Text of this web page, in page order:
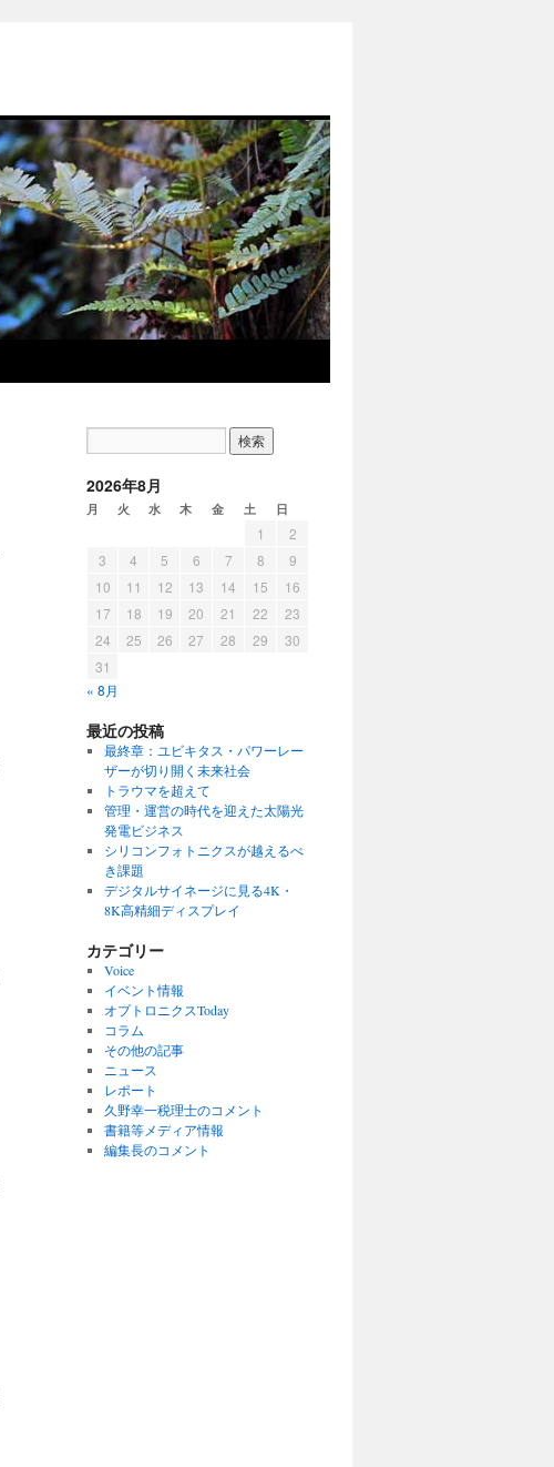
2026年8月
月 火 水 木 金 土 日
1
2
3
4 5 6 7 8
9
10
11 12 13 14 15
16
17
18 19 20 21 22
23
24
25 26 27 28 29
30
31
« 8月
最近の投稿
最終章：ユビキタス・パワーレー
ザーが切り開く未来社会
トラウマを超えて
管理・運営の時代を迎えた太陽光
発電ビジネス
シリコンフォトニクスが越えるべ
き課題
デジタルサイネージに見る4K・
8K高精細ディスプレイ
カテゴリー
Voice
イベント情報
オプトロニクスToday
コラム
その他の記事
ニュース
レポート
久野幸一税理士のコメント
書籍等メディア情報
編集長のコメント